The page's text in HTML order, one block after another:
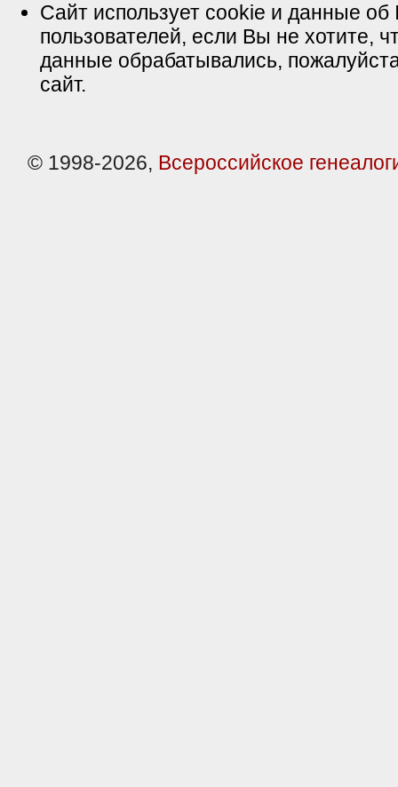
Сайт использует cookie и данные об
пользователей, если Вы не хотите,
данные обрабатывались,
сайт.
© 1998-2026, Всероссийское